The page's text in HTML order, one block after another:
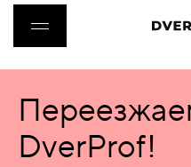
ДВЕРИ
ФУРНИТУРА
DverProf!